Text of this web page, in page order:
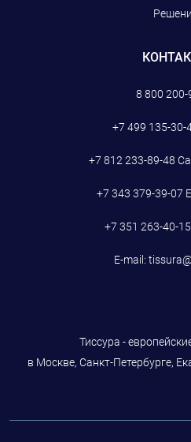
8 800 200-
+7 499 135-30-
+7 812 233-89-48
+7 343 379-39-07
+7 351 263-40-15
E-mail:
Тиссура -
в Москве, Санкт-Петербурге,